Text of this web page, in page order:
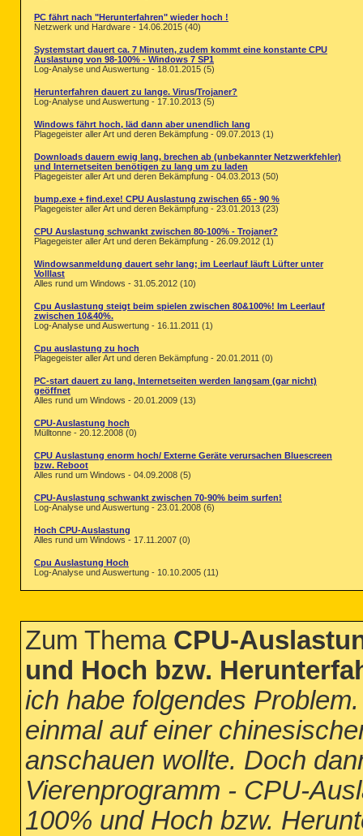
PC fährt nach "Herunterfahren" wieder hoch !
Netzwerk und Hardware - 14.06.2015 (40)
Systemstart dauert ca. 7 Minuten, zudem kommt eine konstante CPU
Auslastung von 98-100% - Windows 7 SP1
Log-Analyse und Auswertung - 18.01.2015 (5)
Herunterfahren dauert zu lange. Virus/Trojaner?
Log-Analyse und Auswertung - 17.10.2013 (5)
Windows fährt hoch, läd dann aber unendlich lang
Plagegeister aller Art und deren Bekämpfung - 09.07.2013 (1)
Downloads dauern ewig lang, brechen ab (unbekannter Netzwerkfehler)
und Internetseiten benötigen zu lang um zu laden
Plagegeister aller Art und deren Bekämpfung - 04.03.2013 (50)
bump.exe + find.exe! CPU Auslastung zwischen 65 - 90 %
Plagegeister aller Art und deren Bekämpfung - 23.01.2013 (23)
CPU Auslastung schwankt zwischen 80-100% - Trojaner?
Plagegeister aller Art und deren Bekämpfung - 26.09.2012 (1)
Windowsanmeldung dauert sehr lang; im Leerlauf läuft Lüfter unter
Volllast
Alles rund um Windows - 31.05.2012 (10)
Cpu Auslastung steigt beim spielen zwischen 80&100%! Im Leerlauf
zwischen 10&40%.
Log-Analyse und Auswertung - 16.11.2011 (1)
Cpu auslastung zu hoch
Plagegeister aller Art und deren Bekämpfung - 20.01.2011 (0)
PC-start dauert zu lang, Internetseiten werden langsam (gar nicht)
geöffnet
Alles rund um Windows - 20.01.2009 (13)
CPU-Auslastung hoch
Mülltonne - 20.12.2008 (0)
CPU Auslastung enorm hoch/ Externe Geräte verursachen Bluescreen
bzw. Reboot
Alles rund um Windows - 04.09.2008 (5)
CPU-Auslastung schwankt zwischen 70-90% beim surfen!
Log-Analyse und Auswertung - 23.01.2008 (6)
Hoch CPU-Auslastung
Alles rund um Windows - 17.11.2007 (0)
Cpu Auslastung Hoch
Log-Analyse und Auswertung - 10.10.2005 (11)
Zum Thema CPU-
und Hoch bzw.
ich habe folgendes
einmal auf einer
anschauen wollte. Doch
Vierenprogramm - CPU-
100% und Hoch bzw.